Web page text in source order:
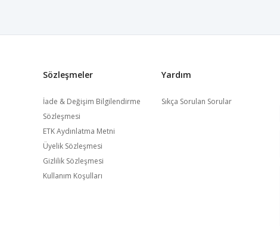
Sözleşmeler
İade & Değişim Bilgilendirme
Sözleşmesi
ETK Aydınlatma Metni
Üyelik Sözleşmesi
Gizlilik Sözleşmesi
Kullanım Koşulları
Yardım
Sıkça Sorulan Sorular